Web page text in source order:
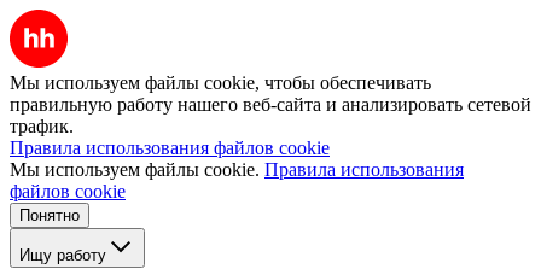
Мы используем файлы cookie, чтобы обеспечивать
правильную работу нашего веб-сайта и анализировать сетевой
трафик.
Правила использования файлов cookie
Мы используем файлы cookie. Правила использования
файлов cookie
Понятно
Ищу работу